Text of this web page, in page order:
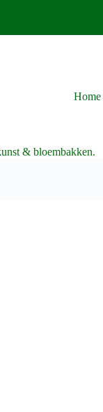
& bloembakken.
Home